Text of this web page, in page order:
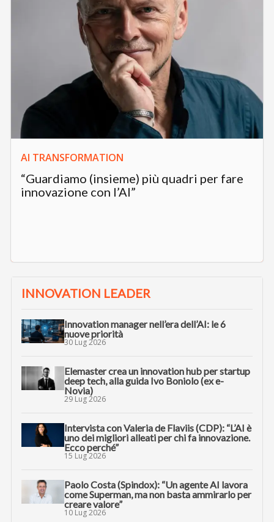
AI TRANSFORMATION
“Guardiamo (insieme) più quadri per fare
innovazione con l’AI”
INNOVATION LEADER
Innovation manager nell’era dell’AI: le 6
nuove priorità
30 Lug 2026
Elemaster crea un innovation hub per startup
deep tech, alla guida Ivo Boniolo (ex e-
Novia)
29 Lug 2026
Intervista con Valeria de Flaviis (CDP): “L’AI è
uno dei migliori alleati per chi fa innovazione.
Ecco perché”
15 Lug 2026
Paolo Costa (Spindox): “Un agente AI lavora
come Superman, ma non basta ammirarlo per
creare valore”
10 Lug 2026